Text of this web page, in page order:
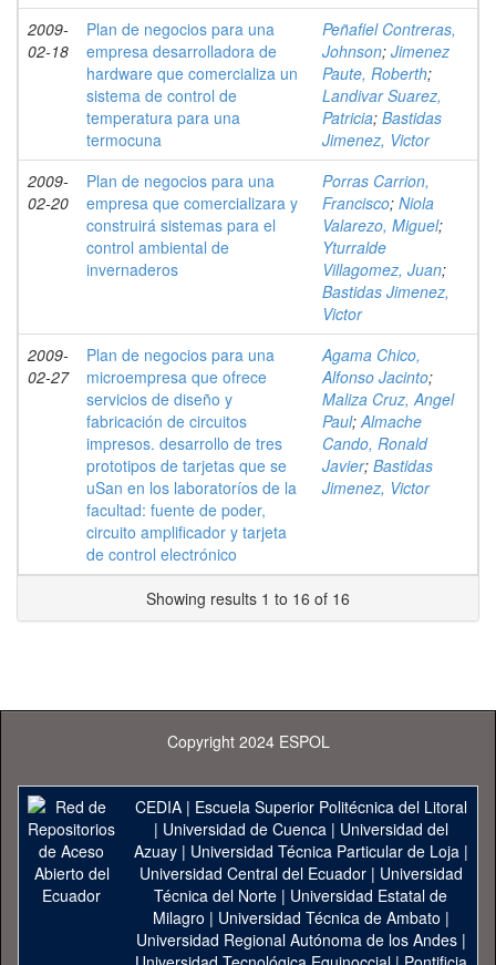
2009-
02-18
Plan de negocios para una
empresa desarrolladora de
hardware que comercializa un
sistema de control de
temperatura para una
termocuna
Peñafiel Contreras,
Johnson; Jimenez
Paute, Roberth;
Landivar Suarez,
Patricia; Bastidas
Jimenez, Victor
2009-
02-20
Plan de negocios para una
empresa que comercializara y
construirá sistemas para el
control ambiental de
invernaderos
Porras Carrion,
Francisco; Niola
Valarezo, Miguel;
Yturralde
Villagomez, Juan;
Bastidas Jimenez,
Victor
2009-
02-27
Plan de negocios para una
microempresa que ofrece
servicios de diseño y
fabricación de circuitos
impresos. desarrollo de tres
prototipos de tarjetas que se
uSan en los laboratoríos de la
facultad: fuente de poder,
circuito amplificador y tarjeta
de control electrónico
Agama Chico,
Alfonso Jacinto;
Maliza Cruz, Angel
Paul;Almache
Cando, Ronald
Javier; Bastidas
Jimenez, Victor
Showing results 1 to 16 of 16
Copyright 2024 ESPOL
CEDIA| Escuela Superior Politécnica del Litoral
| Universidad de Cuenca| Universidad del
Azuay| Universidad Técnica Particular de Loja|
Universidad Central del Ecuador| Universidad
Técnica del Norte | Universidad Estatal de
Milagro | Universidad Técnica de Ambato |
Universidad Regional Autónoma de los Andes|